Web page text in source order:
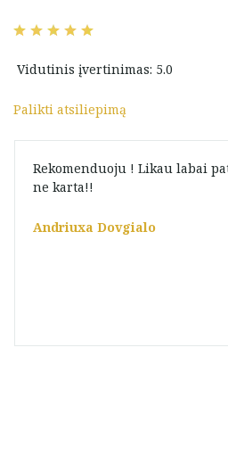
Vidutinis įvertinimas: 5.0
Palikti atsiliepimą
Rekomenduoju ! Likau labai
ne karta!!
Andriuxa Dovgialo